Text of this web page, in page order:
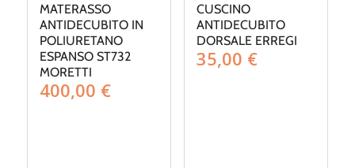
MATERASSO
ANTIDECUBITO IN
POLIURETANO
ESPANSO ST732
MORETTI
400,00 €
CUSCINO
ANTIDECUBITO
DORSALE ERREGI
35,00 €